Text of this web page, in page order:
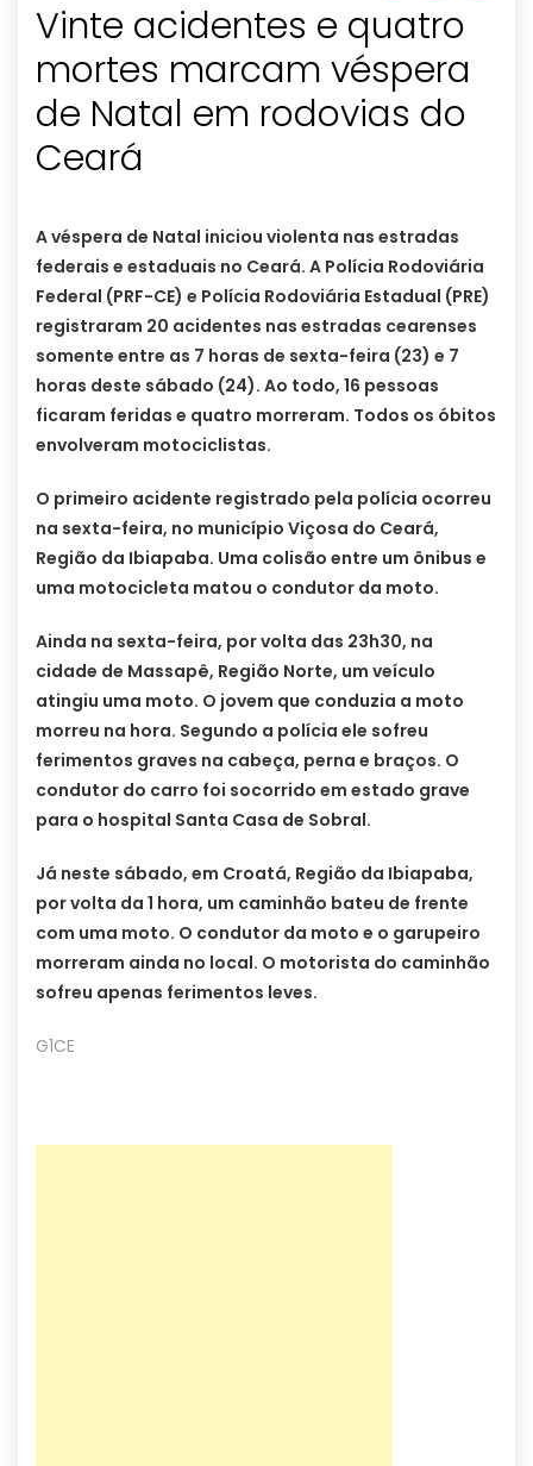
Vinte acidentes e quatro
mortes marcam véspera
de Natal em rodovias do
Ceará
A véspera de Natal iniciou violenta nas estradas
federais e estaduais no Ceará. A Polícia Rodoviária
Federal (PRF-CE) e Polícia Rodoviária Estadual (PRE)
registraram 20 acidentes nas estradas cearenses
somente entre as 7 horas de sexta-feira (23) e 7
horas deste sábado (24). Ao todo, 16 pessoas
ficaram feridas e quatro morreram. Todos os óbitos
envolveram motociclistas.
O primeiro acidente registrado pela polícia ocorreu
na sexta-feira, no município Viçosa do Ceará,
Região da Ibiapaba. Uma colisão entre um ônibus e
uma motocicleta matou o condutor da moto.
Ainda na sexta-feira, por volta das 23h30, na
cidade de Massapê, Região Norte, um veículo
atingiu uma moto. O jovem que conduzia a moto
morreu na hora. Segundo a polícia ele sofreu
ferimentos graves na cabeça, perna e braços. O
condutor do carro foi socorrido em estado grave
para o hospital Santa Casa de Sobral.
Já neste sábado, em Croatá, Região da Ibiapaba,
por volta da 1 hora, um caminhão bateu de frente
com uma moto. O condutor da moto e o garupeiro
morreram ainda no local. O motorista do caminhão
sofreu apenas ferimentos leves.
G1CE